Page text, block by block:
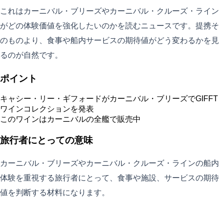
これはカーニバル・ブリーズやカーニバル・クルーズ・ライン
がどの体験価値を強化したいのかを読むニュースです。提携そ
のものより、食事や船内サービスの期待値がどう変わるかを見
るのが自然です。
ポイント
キャシー・リー・ギフォードがカーニバル・ブリーズでGIFFT
ワインコレクションを発表
このワインはカーニバルの全艦で販売中
旅行者にとっての意味
カーニバル・ブリーズやカーニバル・クルーズ・ラインの船内
体験を重視する旅行者にとって、食事や施設、サービスの期待
値を判断する材料になります。